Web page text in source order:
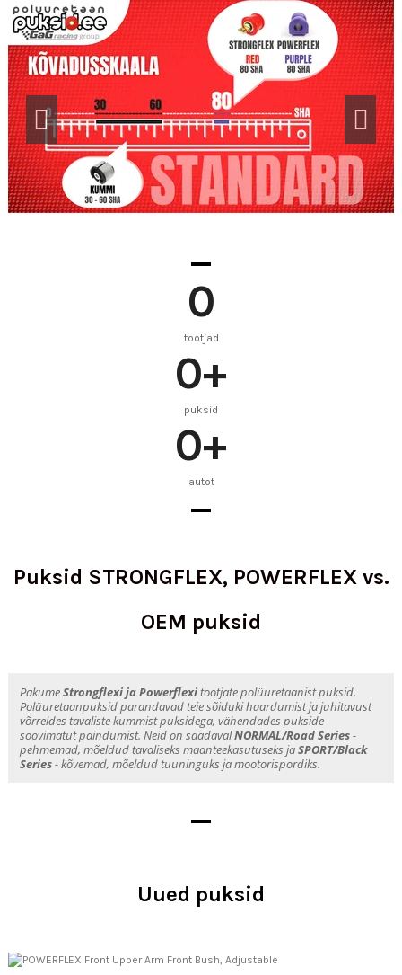
0
tootjad
0+
puksid
0+
autot
Puksid STRONGFLEX, POWERFLEX vs.
OEM puksid
PakumeStrongflexi ja Powerflexitootjate polüuretaanist puksid.
Polüuretaanpuksid parandavad teie sõiduki haardumist ja juhitavust
võrreldes tavaliste kummist puksidega, vähendades pukside
soovimatut paindumist. Neid on saadavalNORMAL/Road Series-
pehmemad, mõeldud tavaliseks maanteekasutuseks jaSPORT/Black
Series- kõvemad, mõeldud tuuninguks ja mootorispordiks.
Uued puksid